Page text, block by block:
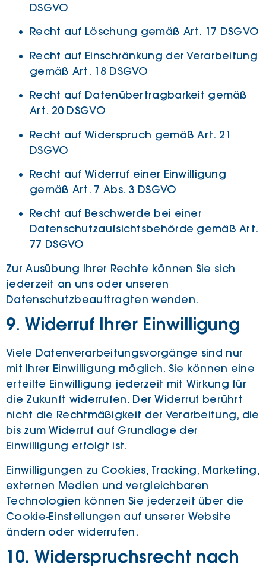
DSGVO
Recht auf Löschung gemäß Art. 17 DSGVO
Recht auf Einschränkung der Verarbeitung
gemäß Art. 18 DSGVO
Recht auf Datenübertragbarkeit gemäß
Art. 20 DSGVO
Recht auf Widerspruch gemäß Art. 21
DSGVO
Recht auf Widerruf einer Einwilligung
gemäß Art. 7 Abs. 3 DSGVO
Recht auf Beschwerde bei einer
Datenschutzaufsichtsbehörde gemäß Art.
77 DSGVO
Zur Ausübung Ihrer Rechte können Sie sich
jederzeit an uns oder unseren
Datenschutzbeauftragten wenden.
9. Widerruf Ihrer Einwilligung
Viele Datenverarbeitungsvorgänge sind nur
mit Ihrer Einwilligung möglich. Sie können eine
erteilte Einwilligung jederzeit mit Wirkung für
die Zukunft widerrufen. Der Widerruf berührt
nicht die Rechtmäßigkeit der Verarbeitung, die
bis zum Widerruf auf Grundlage der
Einwilligung erfolgt ist.
Einwilligungen zu Cookies, Tracking, Marketing,
externen Medien und vergleichbaren
Technologien können Sie jederzeit über die
Cookie-Einstellungen auf unserer Website
ändern oder widerrufen.
10. Widerspruchsrecht nach